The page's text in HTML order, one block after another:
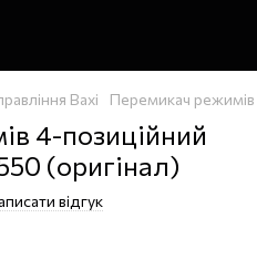
Baxi Перемикач
4-позиційний
(оригінал)
відгук